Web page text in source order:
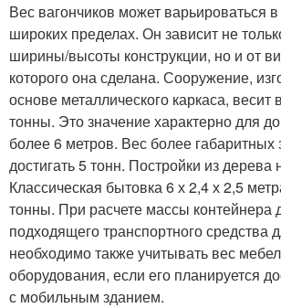
Вес вагончиков может варьироваться
широких пределах. Он зависит не
ширины/высоты конструкции, но и от
которого она сделана. Сооружение,
основе металлического каркаса, весит
тонны. Это значение характерно для
более 6 метров. Вес более габаритных
достигать 5 тонн. Постройки из дерева
Классическая бытовка 6 х 2,4 х 2,5
тонны. При расчете массы контейнера
подходящего транспортного средства
необходимо также учитывать вес
оборудования, если его планируется
с мобильным зданием.